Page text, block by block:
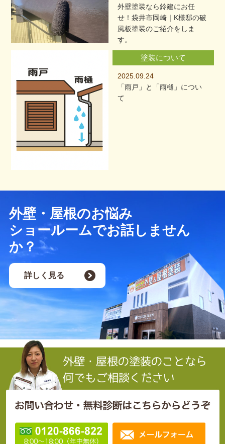
外壁塗装なら鈴建にお任
せ！袋井市岡崎｜K様邸の破
風板塗装のご紹介をしま
す。
塗装について
2025.09.24
「雨戸」と「雨樋」につい
て
外壁・屋根のお悩み
ショールームでお話しません
か？
詳しく見る